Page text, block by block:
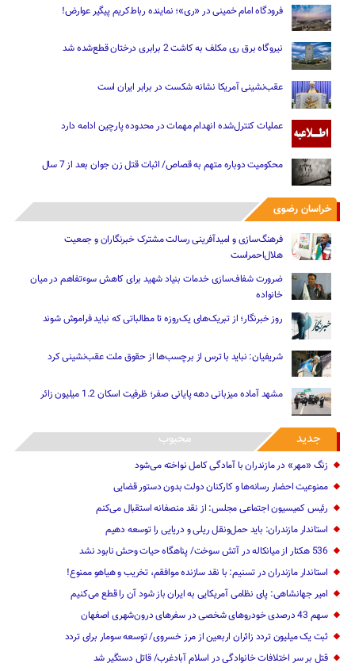
فرودگاه امام خمینی در «ری»؛ نماینده رباط‌کریم پیگیر عوارض!
نیروگاه برق ری مکلف به کاشت 2 برابری درختان قطع‌شده شد
عقب‌نشینی آمریکا نشانه شکست در برابر ایران است
عملیات کنترل‌شده انهدام مهمات در محدوده پارچین ادامه دارد
محکومیت دوباره متهم به قصاص/ اثبات قتل زن جوان بعد از 7 سال
خراسان رضوی
فرهنگ‌سازی و امیدآفرینی رسالت‌ مشترک خبرنگاران و جمعیت
هلال‌احمراست
ضرورت شفاف‌سازی خدمات بنیاد شهید برای کاهش سوءتفاهم‌ در میان
خانواده
روز خبرنگار؛ از تبریک‌های یک‌روزه تا مطالباتی که نباید فراموش شوند
شریفیان: نباید با ترس از برچسب‌ها از حقوق ملت عقب‌نشینی کرد
مشهد آماده میزبانی دهه پایانی صفر؛ ظرفیت اسکان 1.2 میلیون زائر
جدید محبوب
زنگ «مهر» در مازندران با آمادگی کامل نواخته می‌شود
ممنوعیت احضار رسانه‌ها و کارکنان دولت بدون دستور قضایی
رئیس کمیسیون اجتماعی مجلس: از نقد منصفانه استقبال می‌کنم
استاندار مازندران: باید حمل‌ونقل ریلی و دریایی را توسعه دهیم
536 هکتار از میانکاله در آتش سوخت/ پناهگاه حیات وحش نابود نشد
استاندار مازندران در تسنیم: با نقد سازنده موافقم، تخریب و هیاهو ممنوع!
امیر جهانشاهی: پای نظامی آمریکایی به ایران باز شود آن را قطع می‌کنیم
سهم 43 درصدی خودروهای شخصی در سفرهای درون‌شهری اصفهان
ثبت یک میلیون تردد زائران اربعین از مرز خسروی/ توسعه سومار برای تردد
قتل بر سر اختلافات خانوادگی در اسلام آبادغرب/ قاتل دستگیر شد